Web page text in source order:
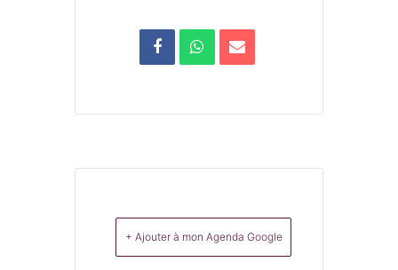
+ Ajouter à mon Agenda Google